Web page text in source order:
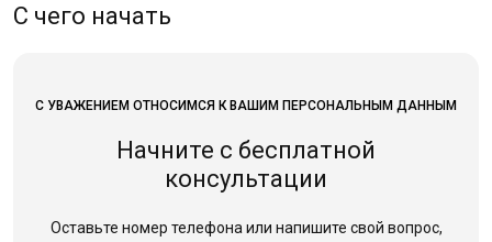
С чего начать
С УВАЖЕНИЕМ ОТНОСИМСЯ К ВАШИМ ПЕРСОНАЛЬНЫМ ДАННЫМ
Начните с бесплатной
консультации
Оставьте номер телефона или напишите свой вопрос,